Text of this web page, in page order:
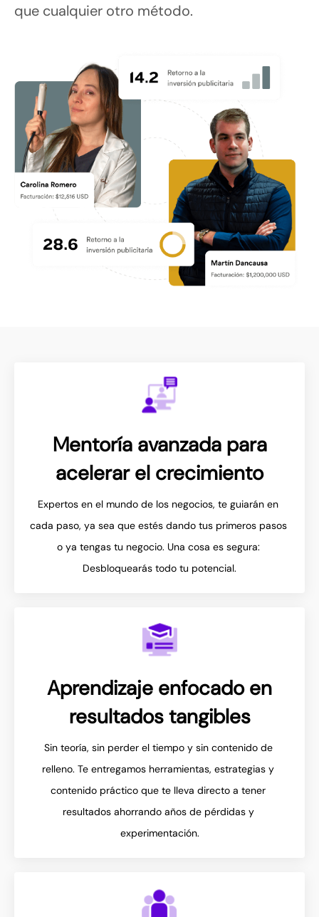
que cualquier otro método.
Mentoría avanzada para
acelerar el crecimiento
Expertos en el mundo de los negocios, te guiarán en
cada paso, ya sea que estés dando tus primeros pasos
o ya tengas tu negocio. Una cosa es segura:
Desbloquearás todo tu potencial.
Aprendizaje enfocado en
resultados tangibles
Sin teoría, sin perder el tiempo y sin contenido de
relleno. Te entregamos herramientas, estrategias y
contenido práctico que te lleva directo a tener
resultados ahorrando años de pérdidas y
experimentación.